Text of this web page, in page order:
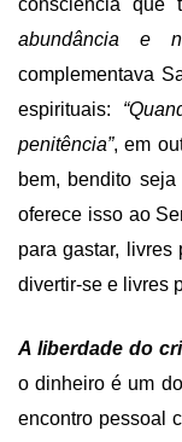
consciência que
abundância e
complementava
espirituais:
penitência”, em
bem, bendito
oferece isso ao
para gastar, livres
divertir-se e livres
A liberdade do
o dinheiro é um
encontro pessoal